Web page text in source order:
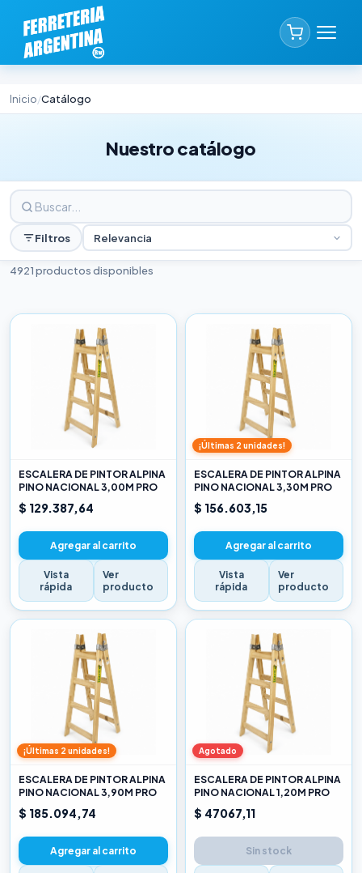
Inicio/Catálogo
Nuestro catálogo
Filtros Relevancia
4921 productos disponibles
ESCALERA DE PINTOR ALPINA
PINO NACIONAL 3,00M PRO
$ 129.387,64
Agregar al carrito
Vista
rápida
Ver
producto
¡Últimas 2 unidades!
ESCALERA DE PINTOR ALPINA
PINO NACIONAL 3,30M PRO
$ 156.603,15
Agregar al carrito
Vista
rápida
Ver
producto
¡Últimas 2 unidades!
ESCALERA DE PINTOR ALPINA
PINO NACIONAL 3,90M PRO
$ 185.094,74
Agregar al carrito
Agotado
ESCALERA DE PINTOR ALPINA
PINO NACIONAL 1,20M PRO
$ 47067,11
Sin stock